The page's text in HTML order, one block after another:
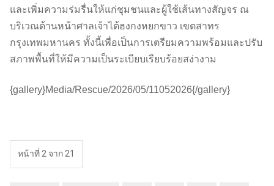
และเพิ่มความร่มรื่นให้แก่ชุมชนและผู้ใช้เส้นทางสัญจร ณ
บริเวณด้านหน้าศาลเจ้าไต้ฮงกงหยกขาว เขตสาทร
กรุงเทพมหานคร ทั้งนี้เพื่อเป็นการเตรียมความพร้อมและปรับ
สภาพพื้นที่ให้มีความเป็นระเบียบเรียบร้อยสง่างาม
{gallery}Media/Rescue/2026/05/11052026{/gallery}
หน้าที่ 2 จาก 21